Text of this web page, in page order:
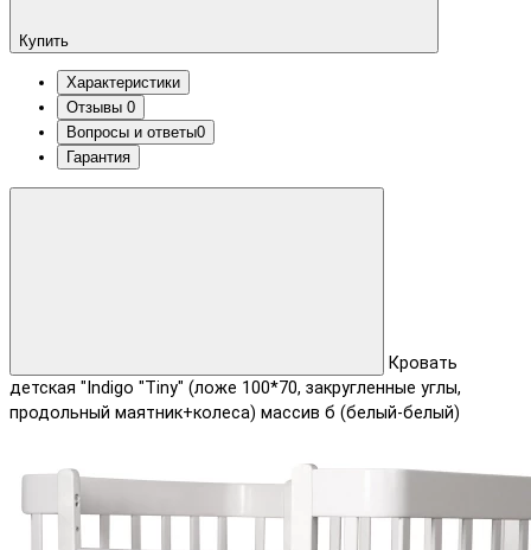
Купить
Характеристики
Отзывы 0
Вопросы и ответы0
Гарантия
Кровать
детская "Indigo "Tiny" (ложе 100*70, закругленные углы,
продольный маятник+колеса) массив б (белый-белый)